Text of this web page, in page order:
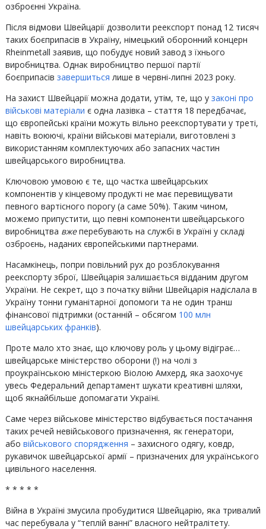
озброєнні Україна.
Після відмови Швейцарії дозволити реекспорт понад 12 тисяч
таких боєприпасів в Україну, німецький оборонний концерн
Rheinmetall заявив, що побудує новий завод з їхнього
виробництва. Однак виробництво першої партії
боєприпасів завершиться лише в червні-липні 2023 року.
На захист Швейцарії можна додати, утім, те, що у законі про
військові матеріали є одна лазівка – стаття 18 передбачає,
що європейські країни можуть вільно реекспортувати у треті,
навіть воюючі, країни військові матеріали, виготовлені з
використанням комплектуючих або запасних частин
швейцарського виробництва.
Ключовою умовою є те, що частка швейцарських
компонентів у кінцевому продукті не має перевищувати
певного вартісного порогу (а саме 50%). Таким чином,
можемо припустити, що певні компоненти швейцарського
виробництва вжеперебувають на службі в Україні у складі
озброєнь, наданих європейськими партнерами.
Насамкінець, попри повільний рух до розблокування
реекспорту зброї, Швейцарія залишається відданим другом
України. Не секрет, що з початку війни Швейцарія надіслала в
Україну тонни гуманітарної допомоги та не один транш
фінансової підтримки (останній – обсягом 100 млн
швейцарських франків).
Проте мало хто знає, що ключову роль у цьому відіграє…
швейцарське міністерство оборони (!) на чолі з
проукраїнською міністеркою Віолою Амхерд, яка заохочує
увесь Федеральний департамент шукати креативні шляхи,
щоб якнайбільше допомагати Україні.
Саме через військове міністерство відбувається постачання
таких речей невійськового призначення, як генератори,
або військового спорядження – захисного одягу, ковдр,
рукавичок швейцарської армії – призначених для українського
цивільного населення.
* * * * *
Війна в Україні змусила пробудитися Швейцарію, яка тривалий
час перебувала у “теплій ванні” власного нейтралітету.